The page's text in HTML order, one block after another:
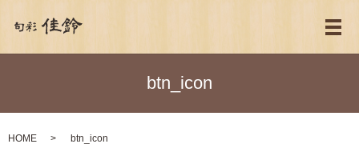
メ
btn_icon
HOME btn_icon